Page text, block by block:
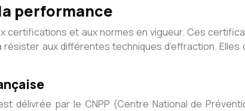
performance
et aux normes en vigueur. Ces
aux différentes techniques d’effraction.
délivrée par le CNPP (Centre National de